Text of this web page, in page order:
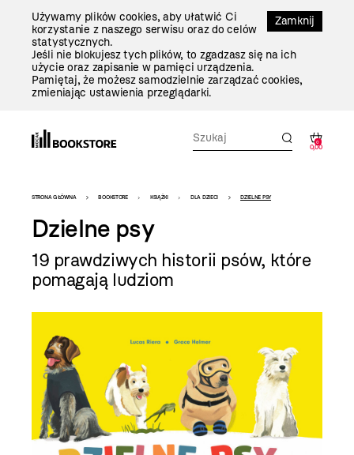
Zamknij
Używamy plików cookies, aby ułatwić Ci
korzystanie z naszego serwisu oraz do celów
statystycznych.
Jeśli nie blokujesz tych plików, to zgadzasz się na ich
użycie oraz zapisanie w pamięci urządzenia.
Pamiętaj, że możesz samodzielnie zarządzać cookies,
zmieniając ustawienia przeglądarki.
0
0,00
Bookstore
-
szablon
szczegóły
STRONA GŁÓWNA BOOKSTORE KSIĄŻKI DLA DZIECI DZIELNE PSY
Dzielne psy
19 prawdziwych historii psów, które
pomagają ludziom